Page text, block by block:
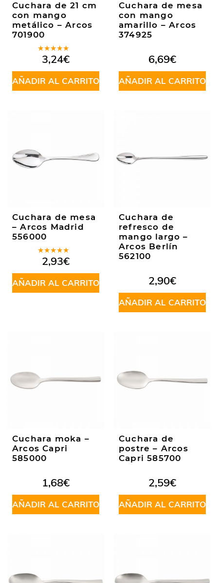
Cuchara de 21 cm
con mango
metálico – Arcos
701900
Valorado
en5.00de
5
3,24€
AÑADIR AL CARRITO
Cuchara de mesa
con mango
amarillo – Arcos
374925
6,69€
AÑADIR AL CARRITO
Cuchara de mesa
– Arcos Madrid
556000
Valorado
en5.00de
5
2,93€
AÑADIR AL CARRITO
Cuchara de
refresco de
mango largo –
Arcos Berlín
562100
2,90€
AÑADIR AL CARRITO
Cuchara moka –
Arcos Capri
585000
1,68€
AÑADIR AL CARRITO
Cuchara de
postre – Arcos
Capri 585700
2,59€
AÑADIR AL CARRITO